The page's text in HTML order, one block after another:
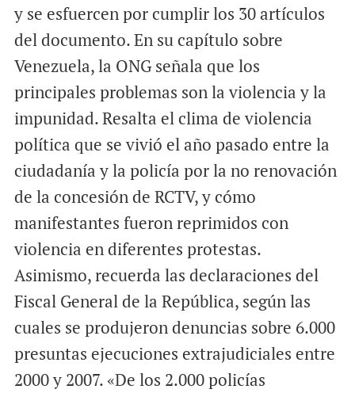
y se esfuercen por cumplir los 30 artículos
del documento. En su capítulo sobre
Venezuela, la ONG señala que los
principales problemas son la violencia y la
impunidad. Resalta el clima de violencia
política que se vivió el año pasado entre la
ciudadanía y la policía por la no renovación
de la concesión de RCTV, y cómo
manifestantes fueron reprimidos con
violencia en diferentes protestas.
Asimismo, recuerda las declaraciones del
Fiscal General de la República, según las
cuales se produjeron denuncias sobre 6.000
presuntas ejecuciones extrajudiciales entre
2000 y 2007. «De los 2.000 policías